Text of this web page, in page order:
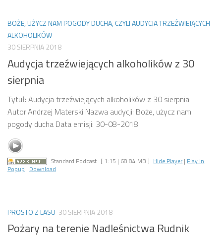
BOŻE, UŻYCZ NAM POGODY DUCHA, CZYLI AUDYCJA TRZEŹWIEJĄCYCH
ALKOHOLIKÓW
30 SIERPNIA 2018
Audycja trzeźwiejących alkoholików z 30
sierpnia
Tytuł: Audycja trzeźwiejących alkoholików z 30 sierpnia
Autor:Andrzej Materski Nazwa audycji: Boże, użycz nam
pogody ducha Data emisji: 30-08-2018
Standard Podcast [ 1:15 | 68.84 MB ] Hide Player | Play in
Popup | Download
PROSTO Z LASU 30 SIERPNIA 2018
Pożary na terenie Nadleśnictwa Rudnik